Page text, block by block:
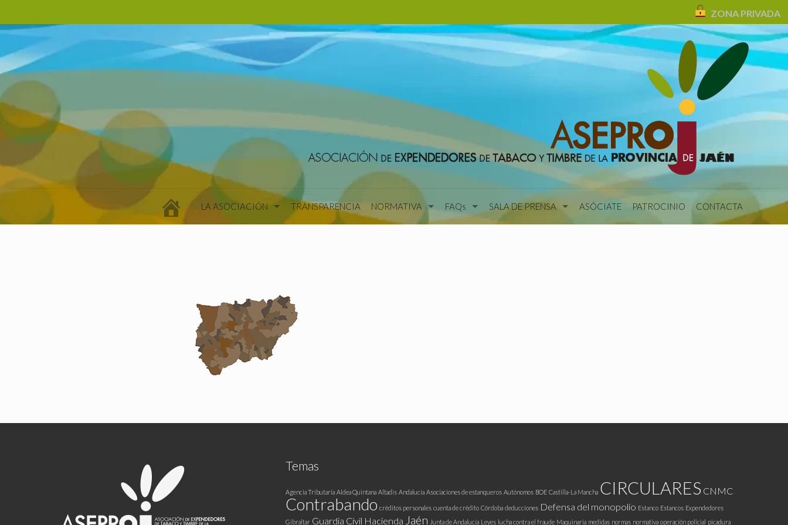
ZONA PRIVADA
LA ASOCIACIÓN TRANSPARENCIA NORMATIVA FAQs SALA DE PRENSA ASÓCIATE PATROCINIO CONTACTA
Temas
Agencia Tributaria Aldea Quintana Altadis Andalucía Asociaciones de estanqueros Autónomos BOE Castilla-La Mancha CIRCULARES CNMC
Contrabando créditos personales cuenta de crédito Córdoba deducciones Defensa del monopolio Estanco Estancos Expendedores
Gibraltar Guardia Civil Hacienda Jaén Junta de Andalucía Leyes lucha contra el fraude Maquinaria medidas normas normativa operación policial picadura